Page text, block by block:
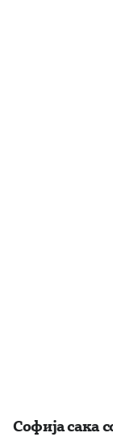
Софија сака